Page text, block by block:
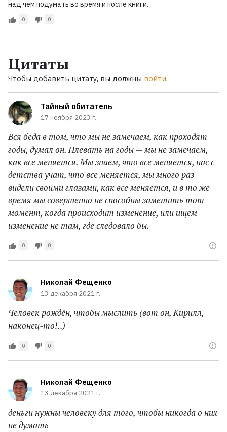
над чем подумать во время и после книги.
0 0
Цитаты
Чтобы добавить цитату, вы должны войти.
Тайный обитатель
17 ноября 2023 г.
Вся беда в том, что мы не замечаем, как проходят
годы, думал он. Плевать на годы — мы не замечаем,
как все меняется. Мы знаем, что все меняется, нас с
детства учат, что все меняется, мы много раз
видели своими глазами, как все меняется, и в то же
время мы совершенно не способны заметить тот
момент, когда происходит изменение, или ищем
изменение не там, где следовало бы.
0 0
Николай Фещенко
13 декабря 2021 г.
Человек рождён, чтобы мыслить (вот он, Кирилл,
наконец-то!..)
0 0
Николай Фещенко
13 декабря 2021 г.
деньги нужны человеку для того, чтобы никогда о них
не думать